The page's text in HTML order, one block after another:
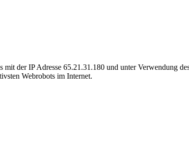
mit der IP Adresse 65.21.31.180 und unter Verwendung
Webrobots im Internet.